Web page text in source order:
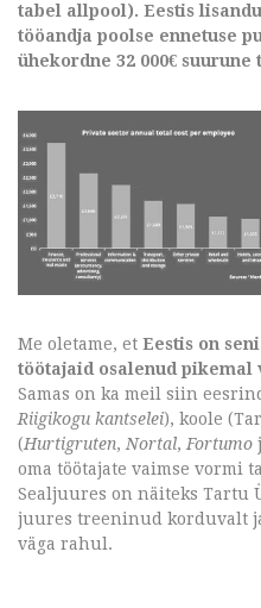
tabel allpool). Eestis
tööandja poolse ennetuse
ühekordne 32 000€
Me oletame, et Eestis on
töötajaid osalenud pikemal
Samas on ka meil siin
Riigikogu kantselei), koole
(Hurtigruten, Nortal, Fortumo
oma töötajate vaimse vormi
Sealjuures on näiteks Tartu
juures treeninud korduvalt
väga rahul.